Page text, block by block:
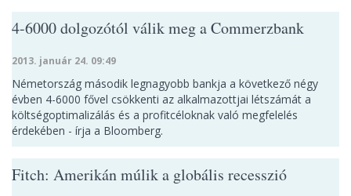
4-6000 dolgozótól válik meg a Commerzbank
2013. január 24. 09:49
Németország második legnagyobb bankja a következő négy
évben 4-6000 fővel csökkenti az alkalmazottjai létszámát a
költségoptimalizálás és a profitcéloknak való megfelelés
érdekében - írja a Bloomberg.
Fitch: Amerikán múlik a globális recesszió